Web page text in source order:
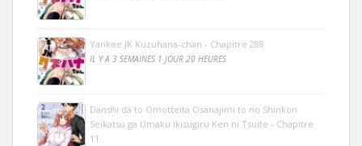
Yankee JK Kuzuhana-chan - Chapitre 288
IL Y A 3 SEMAINES 1 JOUR 20 HEURES
Danshi da to Omotteita Osanajimi to no Shinkon
Seikatsu ga Umaku Ikisugiru Ken ni Tsuite - Chapitre
11